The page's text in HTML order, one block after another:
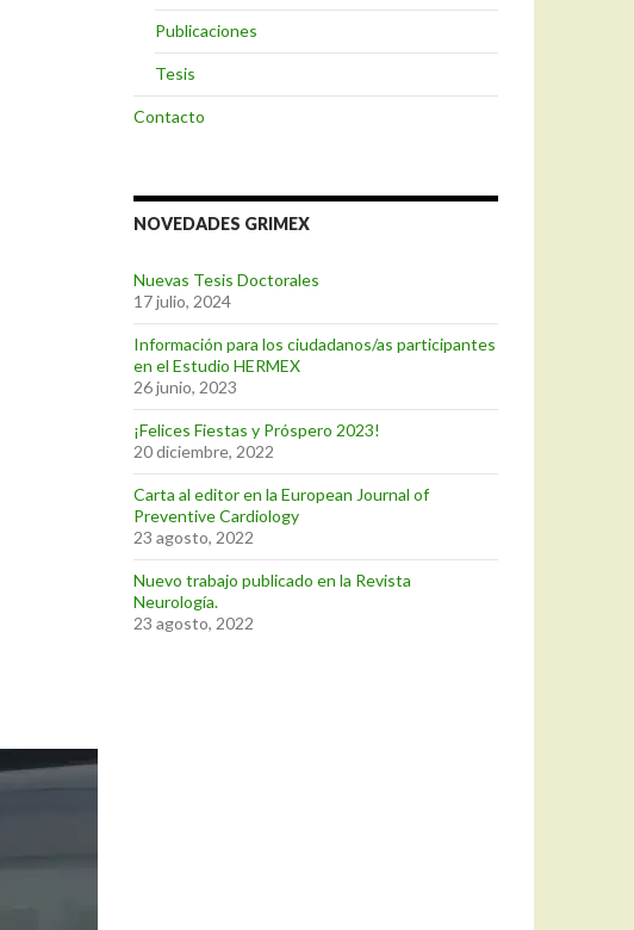
Publicaciones
Tesis
Contacto
NOVEDADES GRIMEX
Nuevas Tesis Doctorales
17 julio, 2024
Información para los ciudadanos/as participantes
en el Estudio HERMEX
26 junio, 2023
¡Felices Fiestas y Próspero 2023!
20 diciembre, 2022
Carta al editor en la European Journal of
Preventive Cardiology
23 agosto, 2022
Nuevo trabajo publicado en la Revista
Neurología.
23 agosto, 2022